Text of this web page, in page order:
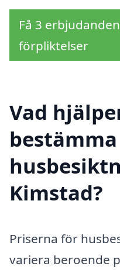
Få 3
förpliktelser
Vad
Kimstad?
Priserna för
variera beroende